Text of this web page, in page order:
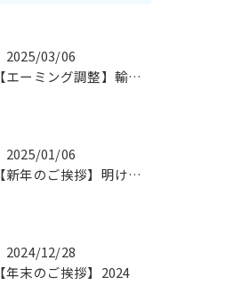
2025/03/06
【エーミング調整】輸入車のフロントガラス交換とエーミングについて
2025/01/06
【新年のご挨拶】明けましておめでとうございます
2024/12/28
【年末のご挨拶】2024